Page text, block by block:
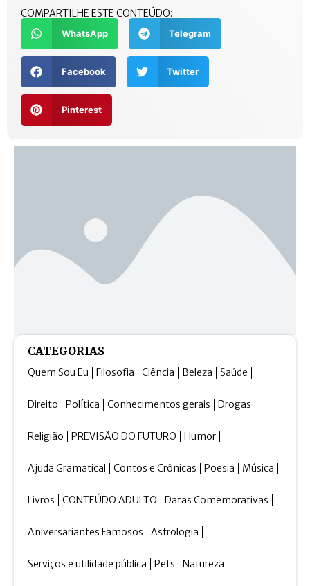
COMPARTILHE ESTE CONTEÚDO:
WhatsApp Telegram
Facebook Twitter
Pinterest
CATEGORIAS
Quem Sou Eu Filosofia Ciência Beleza Saúde
Direito Política Conhecimentos gerais Drogas
Religião PREVISÃO DO FUTURO Humor
Ajuda Gramatical Contos e Crônicas Poesia Música
Livros CONTEÚDO ADULTO Datas Comemorativas
Aniversariantes Famosos Astrologia
Serviços e utilidade pública Pets Natureza